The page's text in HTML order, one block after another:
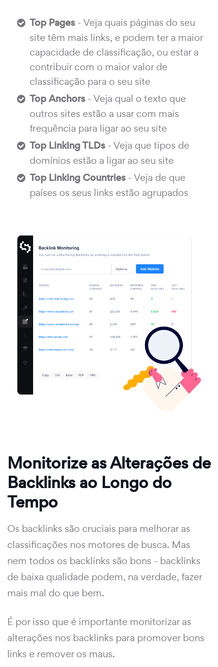
Top Pages - Veja quais páginas do seu
site têm mais links, e podem ter a maior
capacidade de classificação, ou estar a
contribuir com o maior valor de
classificação para o seu site
Top Anchors - Veja qual o texto que
outros sites estão a usar com mais
frequência para ligar ao seu site
Top Linking TLDs - Veja que tipos de
domínios estão a ligar ao seu site
Top Linking Countries - Veja de que
países os seus links estão agrupados
Monitorize as Alterações de
Backlinks ao Longo do
Tempo
Os backlinks são cruciais para melhorar as
classificações nos motores de busca. Mas
nem todos os backlinks são bons - backlinks
de baixa qualidade podem, na verdade, fazer
mais mal do que bem.
É por isso que é importante monitorizar as
alterações nos backlinks para promover bons
links e remover os maus.